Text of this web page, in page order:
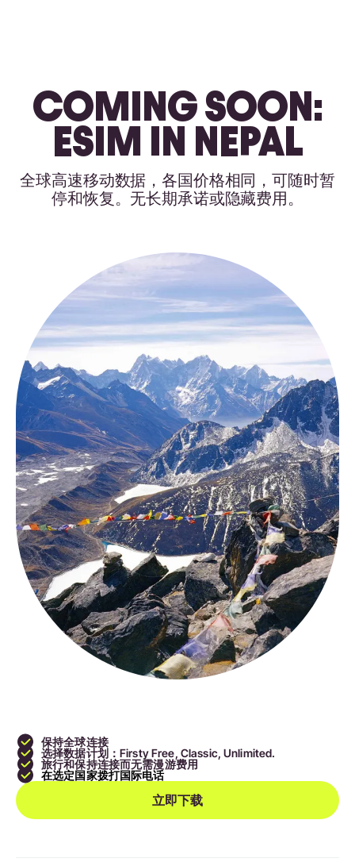
COMING SOON:
ESIM IN NEPAL
全球高速移动数据，各国价格相同，可随时暂
停和恢复。无长期承诺或隐藏费用。
保持全球连接
选择数据计划：Firsty Free, Classic, Unlimited.
旅行和保持连接而无需漫游费用
在选定国家拨打国际电话
立即下载